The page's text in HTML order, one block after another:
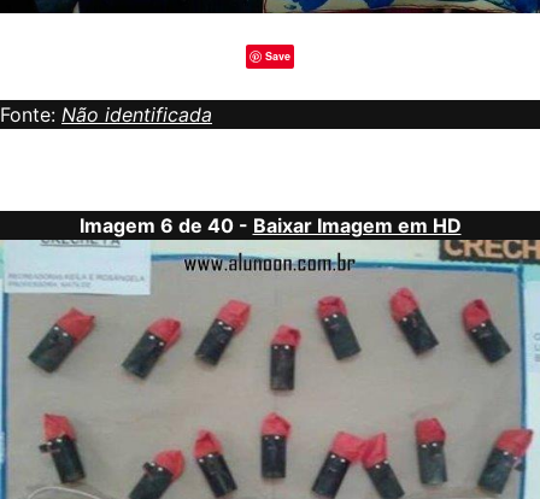
Save
Fonte: Não identificada
Imagem 6 de 40 - Baixar Imagem em HD